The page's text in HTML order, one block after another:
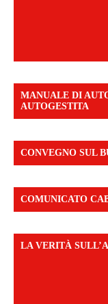
MANUALE DI
AUTOGESTITA
CONVEGNO SUL
COMUNICATO
LA VERITÀ